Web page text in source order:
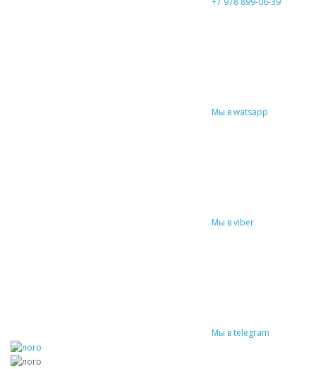
Мы в watsapp
Мы в viber
Мы в telegram